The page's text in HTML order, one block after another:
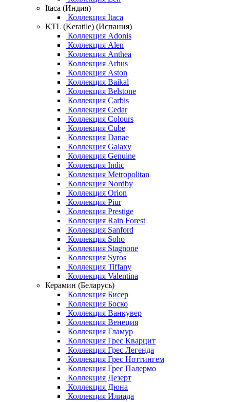
Itaca (Индия)
Коллекция Itaca
KTL (Keratile) (Испания)
Коллекция Adonis
Коллекция Alen
Коллекция Anthea
Коллекция Arhus
Коллекция Aston
Коллекция Baikal
Коллекция Belstone
Коллекция Carbis
Коллекция Cedar
Коллекция Colours
Коллекция Cube
Коллекция Danae
Коллекция Galaxy
Коллекция Genuine
Коллекция Indic
Коллекция Metropolitan
Коллекция Nordby
Коллекция Orion
Коллекция Piur
Коллекция Prestige
Коллекция Rain Forest
Коллекция Sanford
Коллекция Soho
Коллекция Stagnone
Коллекция Syros
Коллекция Tiffany
Коллекция Valentina
Керамин (Беларусь)
Коллекция Бисер
Коллекция Боско
Коллекция Ванкувер
Коллекция Венеция
Коллекция Гламур
Коллекция Грес Кварцит
Коллекция Грес Легенда
Коллекция Грес Ноттингем
Коллекция Грес Палермо
Коллекция Дезерт
Коллекция Дюна
Коллекция Илиада